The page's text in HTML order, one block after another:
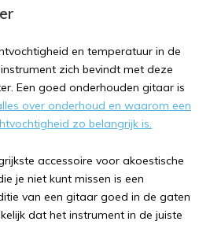
en temperatuur in de
zich bevindt met deze
Een goed onderhouden gitaar is
over onderhoud en waarom een
zo belangrijk is.
accessoire voor akoestische
je niet kunt missen is een
van een gitaar goed in de gaten
dat het instrument in de juiste